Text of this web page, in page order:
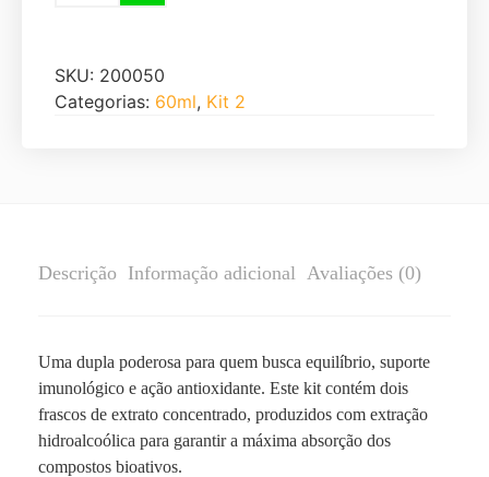
SKU: 200050
Categorias: 60ml, Kit 2
Descrição Informação adicional Avaliações (0)
Uma dupla poderosa para quem busca equilíbrio, suporte
imunológico e ação antioxidante. Este kit contém dois
frascos de extrato concentrado, produzidos com extração
hidroalcoólica para garantir a máxima absorção dos
compostos bioativos.